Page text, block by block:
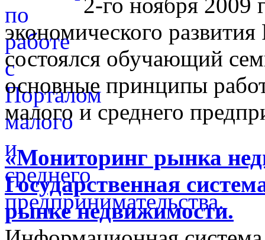
2-го ноября 2009
экономического
состоялся обучающий
основные принципы
малого и среднего
«Мониторинг рынка
Государственная
рынке недвижимости.